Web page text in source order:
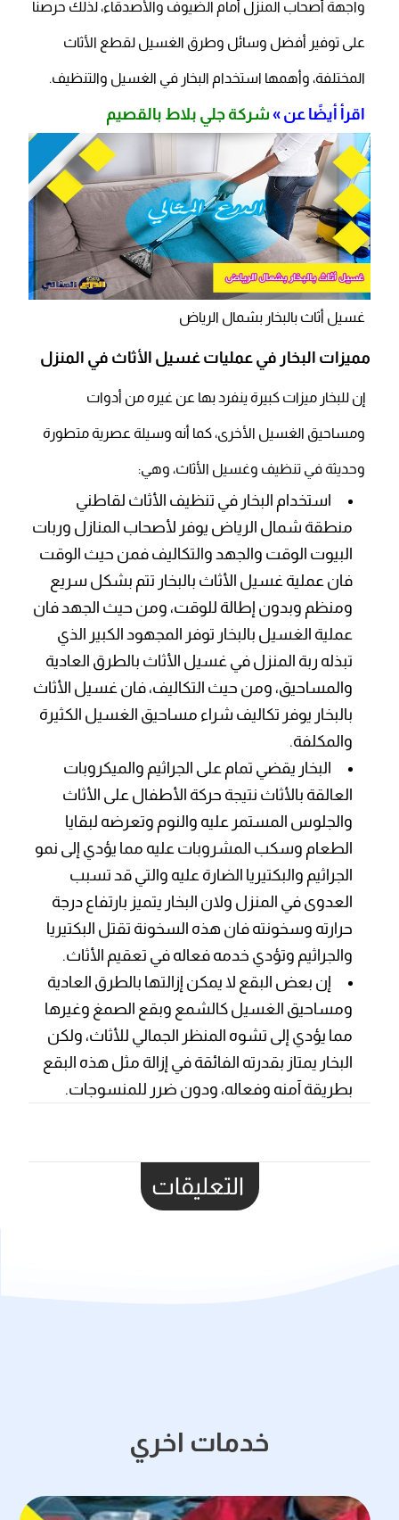
واجهة أصحاب المنزل أمام الضيوف والأصدقاء، لذلك حرصنا
على توفير أفضل وسائل وطرق الغسيل لقطع الأثاث
المختلفة، وأهمها استخدام البخار في الغسيل والتنظيف.
اقرأ أيضًا عن » شركة جلي بلاط بالقصيم
غسيل أثاث بالبخار بشمال الرياض
مميزات البخار في عمليات غسيل الأثاث في المنزل
إن للبخار ميزات كبيرة ينفرد بها عن غيره من أدوات
ومساحيق الغسيل الأخرى، كما أنه وسيلة عصرية متطورة
وحديثة في تنظيف وغسيل الأثاث، وهي:
استخدام البخار في تنظيف الأثاث لقاطني
منطقة شمال الرياض يوفر لأصحاب المنازل وربات
البيوت الوقت والجهد والتكاليف فمن حيث الوقت
فان عملية غسيل الأثاث بالبخار تتم بشكل سريع
ومنظم وبدون إطالة للوقت، ومن حيث الجهد فان
عملية الغسيل بالبخار توفر المجهود الكبير الذي
تبذله ربة المنزل في غسيل الأثاث بالطرق العادية
والمساحيق، ومن حيث التكاليف، فان غسيل الأثاث
بالبخار يوفر تكاليف شراء مساحيق الغسيل الكثيرة
والمكلفة.
البخار يقضي تمام على الجراثيم والميكروبات
العالقة بالأثاث نتيجة حركة الأطفال على الأثاث
والجلوس المستمر عليه والنوم وتعرضه لبقايا
الطعام وسكب المشروبات عليه مما يؤدي إلى نمو
الجراثيم والبكتيريا الضارة عليه والتي قد تسبب
العدوى في المنزل ولان البخار يتميز بارتفاع درجة
حرارته وسخونته فان هذه السخونة تقتل البكتيريا
والجراثيم وتؤدي خدمه فعاله في تعقيم الأثاث.
إن بعض البقع لا يمكن إزالتها بالطرق العادية
ومساحيق الغسيل كالشمع وبقع الصمغ وغيرها
مما يؤدي إلى تشوه المنظر الجمالي للأثاث، ولكن
البخار يمتاز بقدرته الفائقة في إزالة مثل هذه البقع
بطريقة آمنه وفعاله، ودون ضرر للمنسوجات.
التعليقات
خدمات اخري